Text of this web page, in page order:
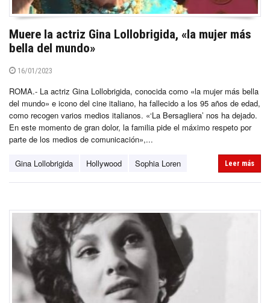
Muere la actriz Gina Lollobrigida, «la mujer más
bella del mundo»
16/01/2023
ROMA.- La actriz Gina Lollobrigida, conocida como «la mujer más bella
del mundo» e icono del cine italiano, ha fallecido a los 95 años de edad,
como recogen varios medios italianos. «‘La Bersagliera’ nos ha dejado.
En este momento de gran dolor, la familia pide el máximo respeto por
parte de los medios de comunicación»,...
Gina Lollobrigida Hollywood Sophia Loren Leer más